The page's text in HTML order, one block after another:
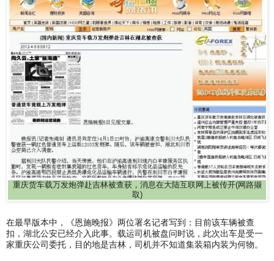
重庆货车载万发炮弹赴吉林被查获，消息在大陆互联网上被传开(网路撷
取)
在最早版本中，《恩施晚报》两位署名记者写到：目前该车辆被查
扣，湖北公安已经介入此事。载运司机被盘问时说，此次出车是受一
家重庆公司委托，目的地是吉林，司机并不知道集装箱内装为何物。